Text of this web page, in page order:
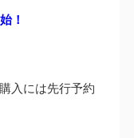
！
入には先行予約